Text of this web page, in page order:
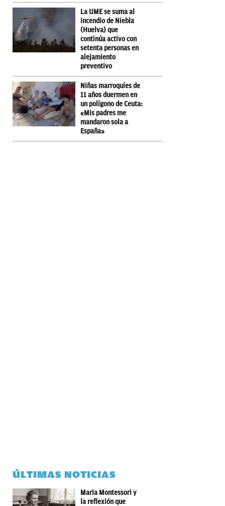
La UME se suma al
incendio de Niebla
(Huelva) que
continúa activo con
setenta personas en
alejamiento
preventivo
Niñas marroquíes de
11 años duermen en
un polígono de Ceuta:
«Mis padres me
mandaron sola a
España»
ÚLTIMAS NOTICIAS
Maria Montessori y
la reflexión que